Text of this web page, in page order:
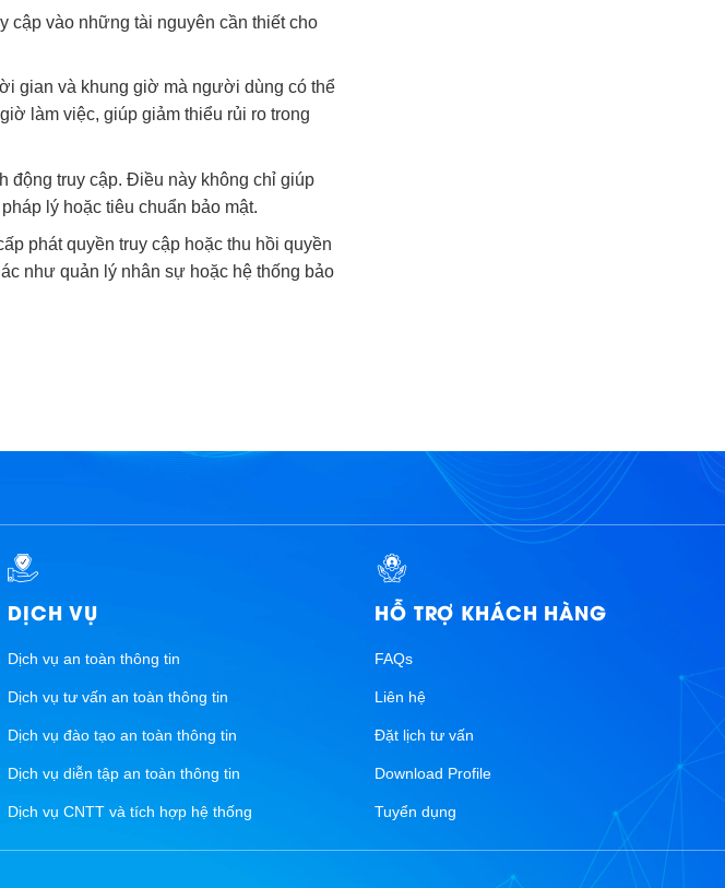
cập vào những tài nguyên cần thiết cho
gian và khung giờ mà người dùng có thể
làm việc, giúp giảm thiểu rủi ro trong
động truy cập. Điều này không chỉ giúp
lý hoặc tiêu chuẩn bảo mật.
phát quyền truy cập hoặc thu hồi quyền
như quản lý nhân sự hoặc hệ thống bảo
DỊCH VỤ
Dịch vụ an toàn thông tin
Dịch vụ tư vấn an toàn thông tin
Dịch vụ đào tạo an toàn thông tin
Dịch vụ diễn tập an toàn thông tin
Dịch vụ CNTT và tích hợp hệ thống
HỖ TRỢ KHÁCH HÀNG
FAQs
Liên hệ
Đặt lịch tư vấn
Download Profile
Tuyển dụng